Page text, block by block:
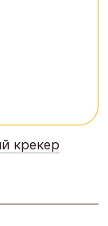
крекер